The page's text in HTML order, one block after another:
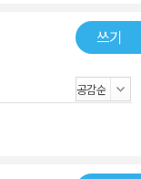
쓰기